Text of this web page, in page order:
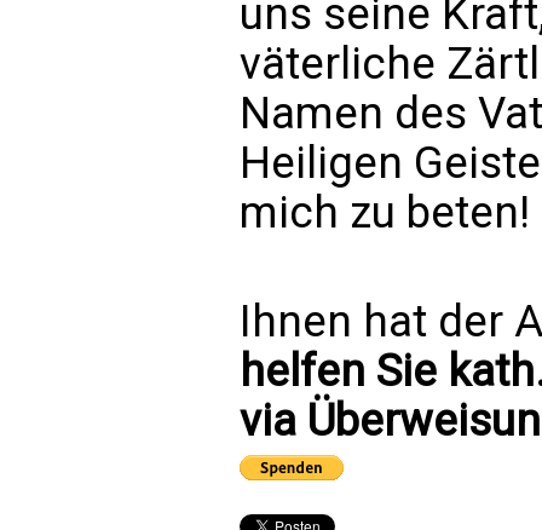
uns seine
väterliche
Namen des
Heiligen
mich zu beten!
Ihnen hat der
helfen Sie
via